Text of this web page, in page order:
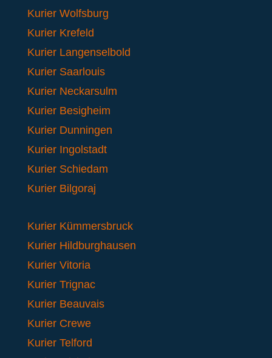
Kurier Wolfsburg
Kurier Krefeld
Kurier Langenselbold
Kurier Saarlouis
Kurier Neckarsulm
Kurier Besigheim
Kurier Dunningen
Kurier Ingolstadt
Kurier Schiedam
Kurier Bilgoraj
Kurier Kümmersbruck
Kurier Hildburghausen
Kurier Vitoria
Kurier Trignac
Kurier Beauvais
Kurier Crewe
Kurier Telford